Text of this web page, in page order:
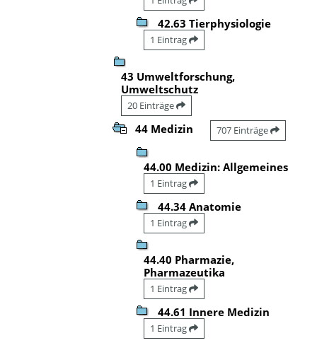
42.63 Tierphysiologie
1 Eintrag
43 Umweltforschung,
Umweltschutz
20 Einträge
44 Medizin 707 Einträge
44.00 Medizin: Allgemeines
1 Eintrag
44.34 Anatomie
1 Eintrag
44.40 Pharmazie,
Pharmazeutika
1 Eintrag
44.61 Innere Medizin
1 Eintrag